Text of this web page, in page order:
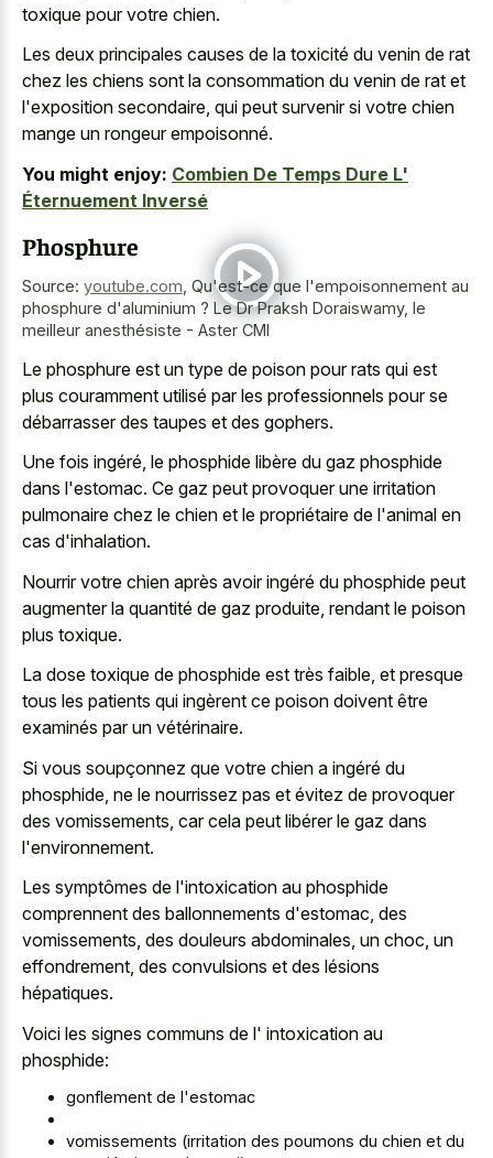
toxique pour votre chien.
Les deux principales causes de la toxicité du venin de rat
chez les chiens sont la consommation du venin de rat et
l'exposition secondaire, qui peut survenir si votre chien
mange un rongeur empoisonné.
You might enjoy: Combien De Temps Dure L'
Éternuement Inversé
Phosphure
Source: youtube.com Qu'est-ce que l'empoisonnement au
phosphure d'aluminium ? Le Dr Praksh Doraiswamy, le
meilleur anesthésiste - Aster CMI
Le phosphure est un type de poison pour rats qui est
plus couramment utilisé par les professionnels pour se
débarrasser des taupes et des gophers.
Une fois ingéré, le phosphide libère du gaz phosphide
dans l'estomac. Ce gaz peut provoquer une irritation
pulmonaire chez le chien et le propriétaire de l'animal en
cas d'inhalation.
Nourrir votre chien après avoir ingéré du phosphide peut
augmenter la quantité de gaz produite, rendant le poison
plus toxique.
La dose toxique de phosphide est très faible, et presque
tous les patients qui ingèrent ce poison doivent être
examinés par un vétérinaire.
Si vous soupçonnez que votre chien a ingéré du
phosphide, ne le nourrissez pas et évitez de provoquer
des vomissements, car cela peut libérer le gaz dans
l'environnement.
Les symptômes de l'intoxication au phosphide
comprennent des ballonnements d'estomac, des
vomissements, des douleurs abdominales, un choc, un
effondrement, des convulsions et des lésions
hépatiques.
Voici les signes communs de l' intoxication au
phosphide:
gonflement de l'estomac
vomissements (irritation des poumons du chien et du